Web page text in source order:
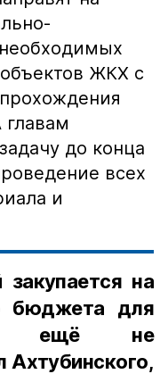
ЖКХ с
главам
до конца
всех
и
на
бюджета для
ещё не
Ахтубинского,